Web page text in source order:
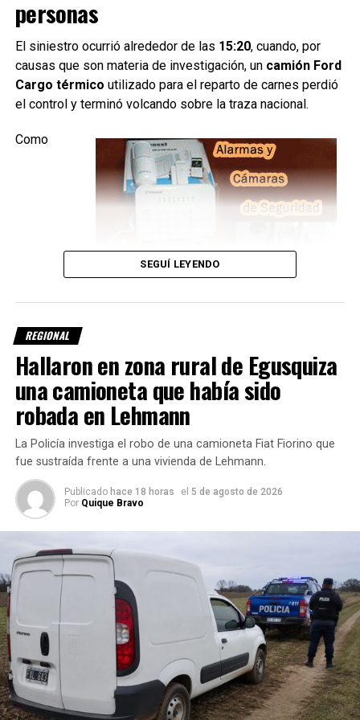
Con información de El Tiempo de Morteros
TEMAS RELACIONADOS: DESTACADO
DUAR
LUCIANO UTRERA
MORTEROS POLICÍA DE CÓRDOBA
Rafaela: habilitaron la renovada Avenida Fanti tras una
importante obra vial
Moisés Ville: detuvieron a un hombre por amenazar con
un cuchillo a su ex pareja
personas
El siniestro ocurrió alrededor de las 15:20, cuando, por
causas que son materia de investigación, un camión Ford
Cargo térmico utilizado para el reparto de carnes perdió
el control y terminó volcando sobre la traza nacional.
Como
consecuencia del impacto, uno de los ocupantes
falleció en el lugar, mientras que la otra persona sufrió
lesiones de carácter leve.
Pellegriniy ambos ocupantes eran oriundos de esa
difundieron oficialmente sus identidades.
SEGUÍ LEYENDO
REGIONAL
Hallaron en zona rural de Egusquiza
una camioneta que había sido
robada en Lehmann
La Policía investiga el robo de una camioneta Fiat Fiorino que
fue sustraída frente a una vivienda de Lehmann.
Publicado hace 18 horas el 5 de agosto de 2026
Por Quique Bravo